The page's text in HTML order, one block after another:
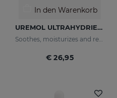
In den Warenkorb
UREMOL ULTRAHYDRIERENDE GESICHTSCREME 50 ML
Soothes, moisturizes and repairs dry skins
€ 26,95